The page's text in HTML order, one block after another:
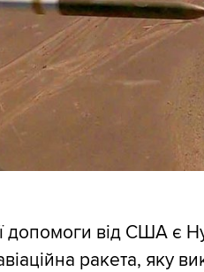
допомоги від США є
ракета, яку